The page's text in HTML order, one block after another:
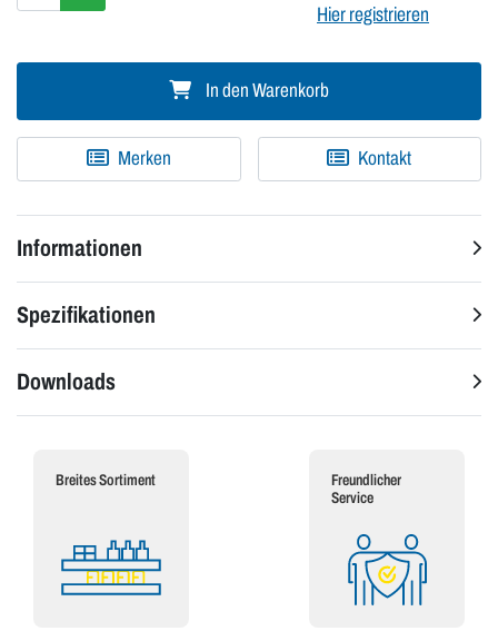
Hier registrieren
In den Warenkorb
Merken Kontakt
Informationen
Spezifikationen
Downloads
Breites Sortiment
Freundlicher
Service